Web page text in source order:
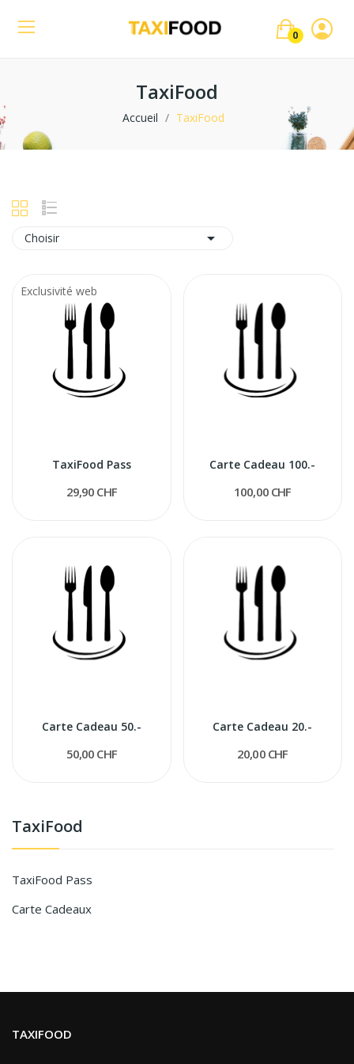
0
TaxiFood
Accueil TaxiFood
TaxiFood
TaxiFood Pass
Carte Cadeaux
Choisir 
Exclusivité web
TaxiFood Pass
29,90 CHF
Carte Cadeau 100.-
100,00 CHF
Carte Cadeau 50.-
50,00 CHF
Carte Cadeau 20.-
20,00 CHF
TAXIFOOD